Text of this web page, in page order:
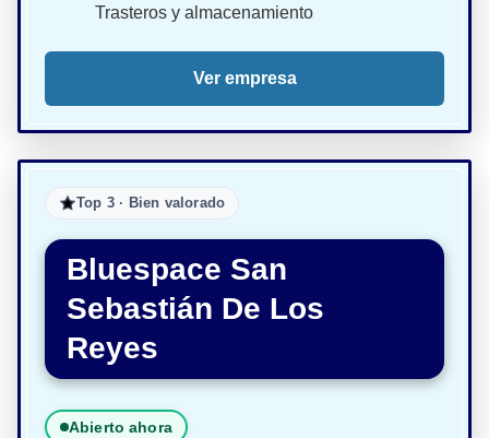
Trasteros y almacenamiento
Ver empresa
Top 3 · Bien valorado
Bluespace San
Sebastián De Los
Reyes
Abierto ahora